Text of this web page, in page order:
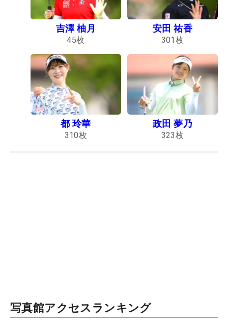
吉澤 柚月
45枚
安田 祐香
301 枚
都 玲華
310枚
政田 夢乃
323枚
写真館アクセスランキング